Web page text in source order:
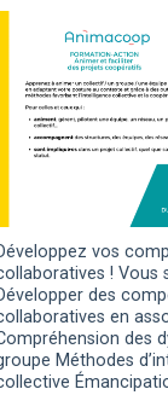
vos
! Vous
des
en
des
Méthodes